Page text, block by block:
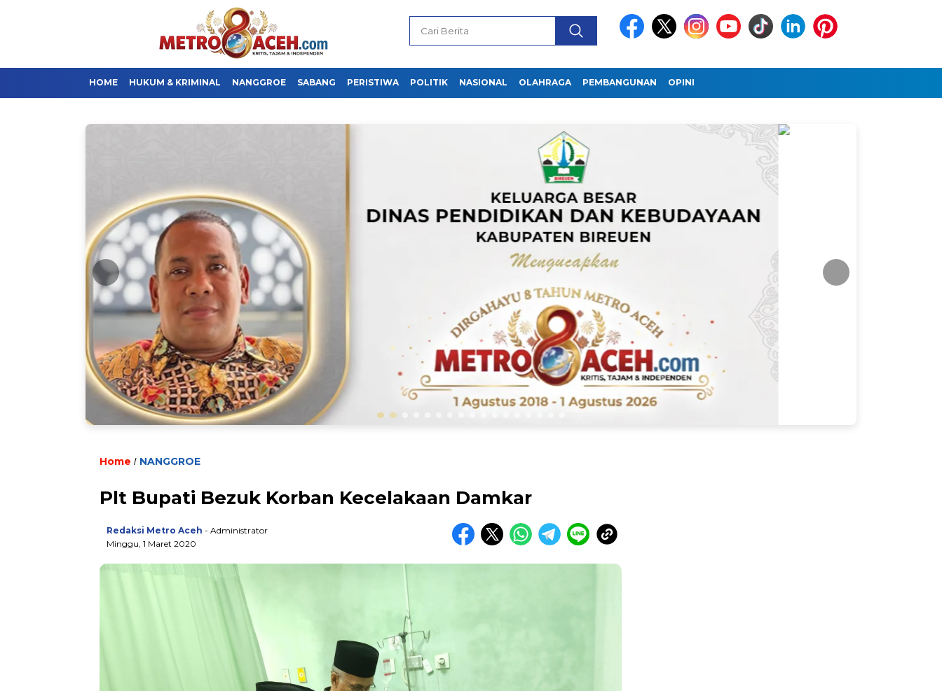
HOME HUKUM & KRIMINAL NANGGROE SABANG PERISTIWA POLITIK NASIONAL OLAHRAGA PEMBANGUNAN OPINI
Home / NANGGROE
Plt Bupati Bezuk Korban Kecelakaan Damkar
Redaksi Metro Aceh - Administrator
Minggu, 1 Maret 2020